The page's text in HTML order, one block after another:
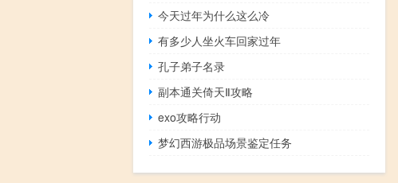
今天过年为什么这么冷
有多少人坐火车回家过年
孔子弟子名录
副本通关倚天Ⅱ攻略
exo攻略行动
梦幻西游极品场景鉴定任务